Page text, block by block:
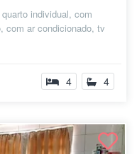
individual, com
com ar condicionado, tv
4 4